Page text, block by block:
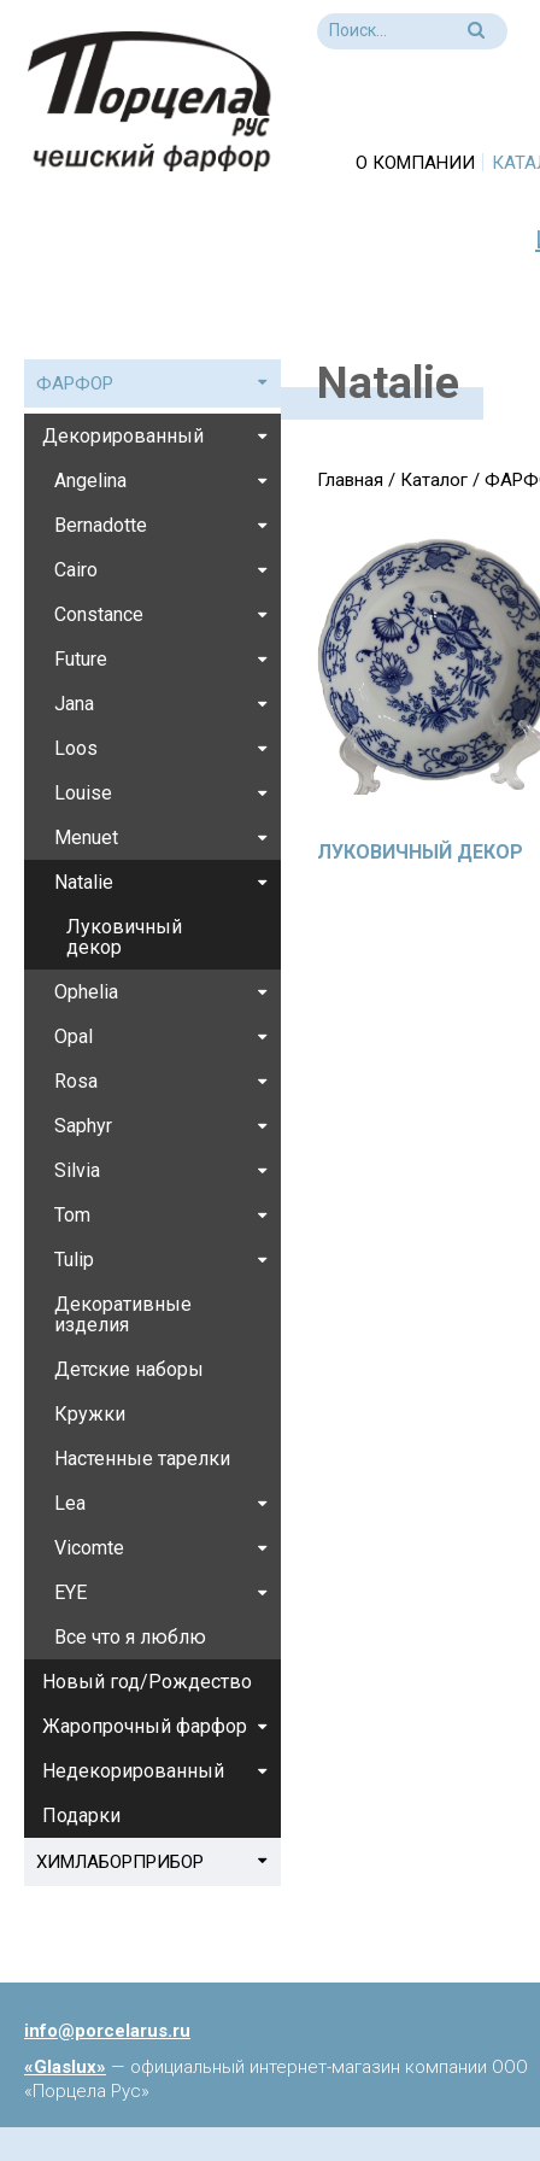
О КОМПАНИИ
Natalie
Главная / Каталог/
ЛУКОВИЧНЫЙ ДЕКОР
ФАРФОР
Декорированный
Angelina
Bernadotte
Cairo
Constance
Future
Jana
Loos
Louise
Menuet
Natalie
Луковичный
декор
Ophelia
Opal
Rosa
Saphyr
Silvia
Tom
Tulip
Декоративные
изделия
Детские наборы
Кружки
Настенные тарелки
Lea
Vicomte
EYE
Все что я люблю
Новый год/Рождество
Жаропрочный фарфор
Недекорированный
Подарки
ХИМЛАБОРПРИБОР
info@porcelarus.ru
«Glaslux» — официальный интернет-магазин компании ООО
«Порцела Рус»